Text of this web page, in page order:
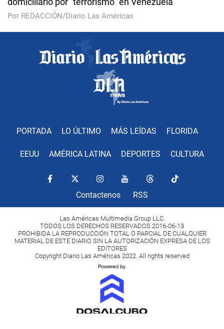
Por REDACCIÓN/Diario Las Américas
PORTADA LO ÚLTIMO MÁS LEÍDAS FLORIDA
EEUU AMÉRICA LATINA DEPORTES CULTURA
Contactenos RSS
Las Américas Multimedia Group LLC.
TODOS LOS DERECHOS RESERVADOS 2016-06-13
PROHIBIDA LA REPRODUCCIÓN TOTAL O PARCIAL DE CUALQUIER
MATERIAL DE ESTE DIARIO SIN LA AUTORIZACIÓN EXPRESA DE LOS
EDITORES
Copyright Diario Las Américas 2022. All rights reserved